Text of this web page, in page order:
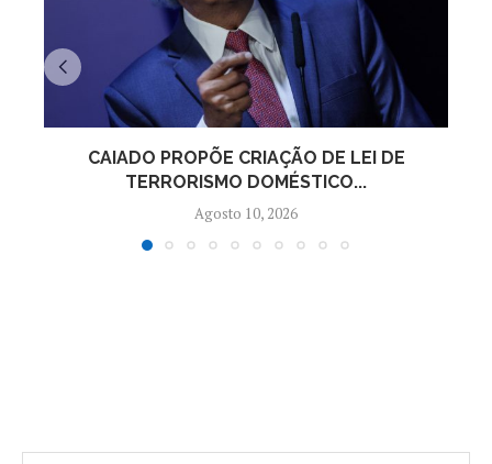
CAIADO PROPÕE CRIAÇÃO DE LEI DE
TERRORISMO DOMÉSTICO...
Agosto 10, 2026